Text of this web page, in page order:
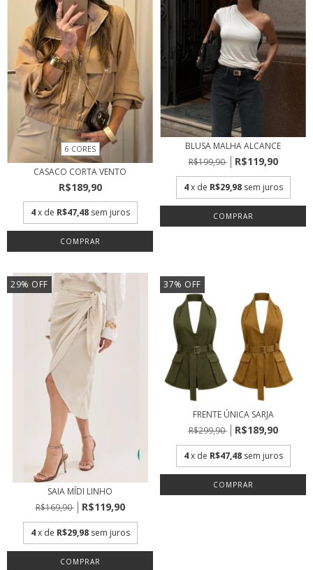
6 CORES
CASACO CORTA VENTO
R$189,90
4 x de R$47,48 sem juros
COMPRAR
BLUSA MALHA ALCANCE
R$199,90
R$119,90
4 x de R$29,98 sem juros
COMPRAR
29% OFF
SAIA MÍDI LINHO
R$169,90
R$119,90
4 x de R$29,98 sem juros
COMPRAR
37% OFF
FRENTE ÚNICA SARJA
R$299,90
R$189,90
4 x de R$47,48 sem juros
COMPRAR